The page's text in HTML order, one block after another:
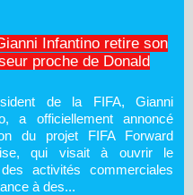
Infantino retire son
proche de Donald
de la FIFA, Gianni
a officiellement annoncé
du projet FIFA Forward
qui visait à ouvrir le
activités commerciales
à des...